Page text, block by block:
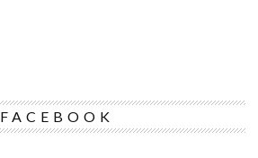
FACEBOOK